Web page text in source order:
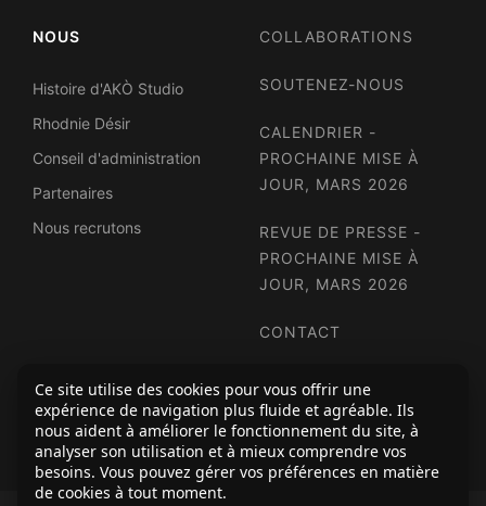
NOUS
Histoire d'AKÒ Studio
Rhodnie Désir
Conseil d'administration
Partenaires
Nous recrutons
COLLABORATIONS
SOUTENEZ-NOUS
CALENDRIER -
PROCHAINE MISE À
JOUR, MARS 2026
REVUE DE PRESSE -
PROCHAINE MISE À
JOUR, MARS 2026
CONTACT
INFOLETTRE
Ce site utilise des cookies pour vous offrir une
expérience de navigation plus fluide et agréable. Ils
nous aident à améliorer le fonctionnement du site, à
analyser son utilisation et à mieux comprendre vos
besoins. Vous pouvez gérer vos préférences en matière
de cookies à tout moment.